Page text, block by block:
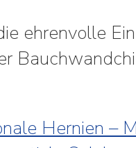
ehrenvolle
Hernien –